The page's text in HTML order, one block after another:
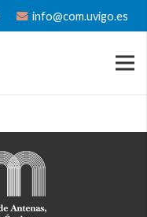
info@com.uvigo.es